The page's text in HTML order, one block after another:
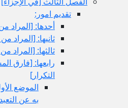
تقديم امور:
أحدها: [المراد
ثانيها: [المراد
ثالثها: [المراد
رابعها: [فارق
التكرار]
الموضع
به عن